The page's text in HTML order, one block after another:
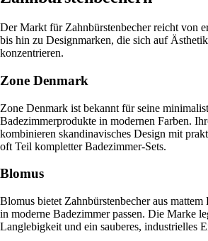
Der Markt für Zahnbürstenbecher reicht von
bis hin zu Designmarken, die sich auf
konzentrieren.
Zone Denmark
Zone Denmark ist bekannt für seine
Badezimmerprodukte in modernen Farben.
kombinieren skandinavisches Design mit
oft Teil kompletter Badezimmer-Sets.
Blomus
Blomus bietet Zahnbürstenbecher aus
in moderne Badezimmer passen. Die Marke
Langlebigkeit und ein sauberes, industrielles